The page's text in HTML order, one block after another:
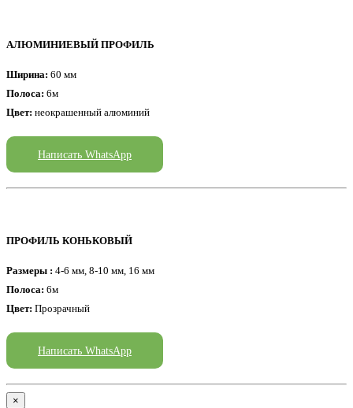
АЛЮМИНИЕВЫЙ ПРОФИЛЬ
Ширина: 60 мм
Полоса: 6м
Цвет: неокрашенный алюминий
Написать WhatsApp
ПРОФИЛЬ КОНЬКОВЫЙ
Размеры : 4-6 мм, 8-10 мм, 16 мм
Полоса: 6м
Цвет: Прозрачный
Написать WhatsApp
×